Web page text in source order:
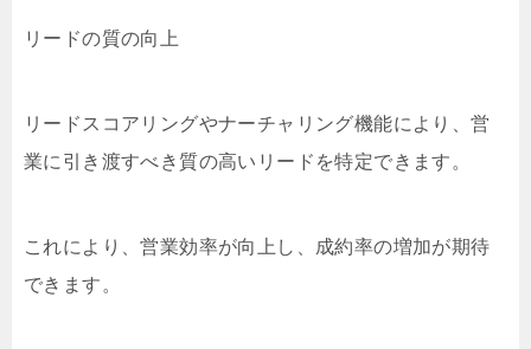
リードの質の向上
リードスコアリングやナーチャリング機能により、営
業に引き渡すべき質の高いリードを特定できます。
これにより、営業効率が向上し、成約率の増加が期待
できます。